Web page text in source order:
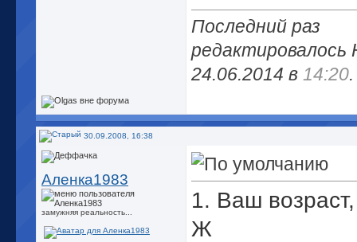
Последний раз
редактировалось
24.06.2014 в 14:20.
30.09.2008, 16:38
Аленка1983
замужняя реальность...
1. Ваш
Ж